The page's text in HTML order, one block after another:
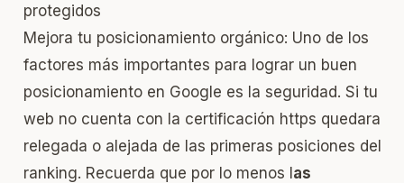
protegidos
Mejora tu posicionamiento orgánico: Uno de los
factores más importantes para lograr un buen
posicionamiento en Google es la seguridad. Si tu
web no cuenta con la certificación https quedara
relegada o alejada de las primeras posiciones del
ranking. Recuerda que por lo menos las